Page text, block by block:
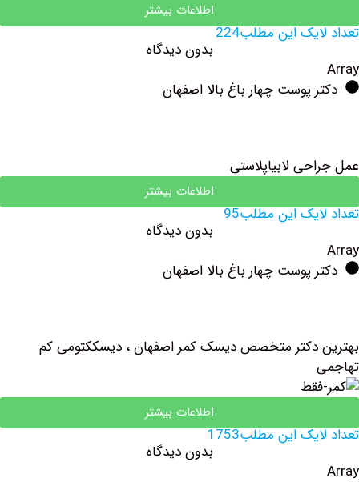
اطلاعات بیشتر
این مطلب224
بدون دیدگاه
پوست چهار باغ بالا اصفهان
لابیاپلاستی
اطلاعات بیشتر
این مطلب95
بدون دیدگاه
پوست چهار باغ بالا اصفهان
دکتر متخصص دیسک کمر اصفهان ، دیسککتومی کم
اطلاعات بیشتر
این مطلب1753
بدون دیدگاه